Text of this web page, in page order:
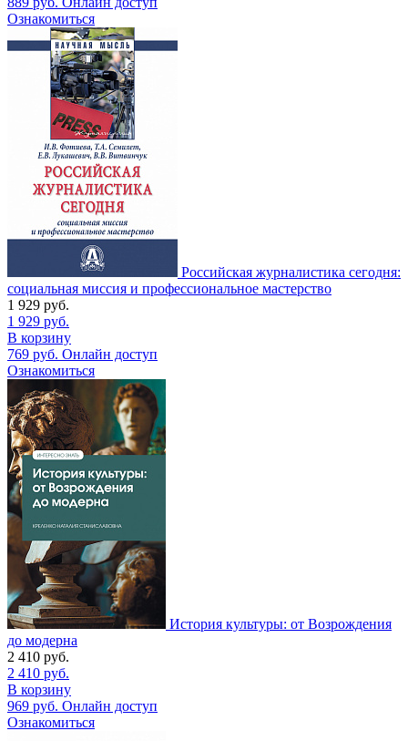
Ознакомиться
Российская журналистика сегодня:
социальная миссия и профессиональное мастерство
1 929 руб.
1 929 руб.
В корзину
769 руб. Онлайн доступ
Ознакомиться
История культуры: от Возрождения
до модерна
2 410 руб.
2 410 руб.
В корзину
969 руб. Онлайн доступ
Ознакомиться